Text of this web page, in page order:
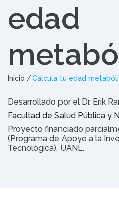
edad
Inicio Calcula tu edad
Desarrollado por el Dr. Erik
Facultad de Salud Pública y
Proyecto financiado
(Programa de Apoyo a la
Tecnológica), UANL.